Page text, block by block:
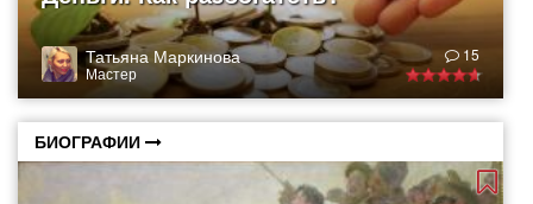
Татьяна Маркинова
Мастер
15
БИОГРАФИИ